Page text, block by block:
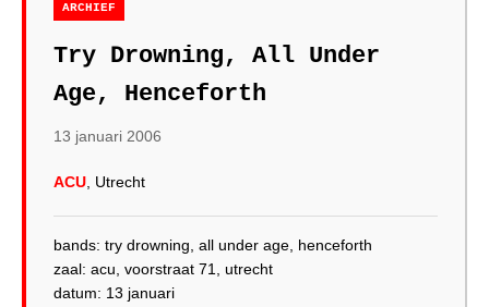
ARCHIEF
Try Drowning, All Under
Age, Henceforth
13 januari 2006
ACU , Utrecht
bands: try drowning, all under age, henceforth
zaal: acu, voorstraat 71, utrecht
datum: 13 januari